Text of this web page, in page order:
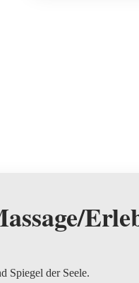
Spiegel der Seele.